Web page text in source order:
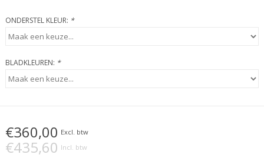
ONDERSTEL KLEUR: *
BLADKLEUREN: *
€360,00 Excl. btw
€435,60 Incl. btw